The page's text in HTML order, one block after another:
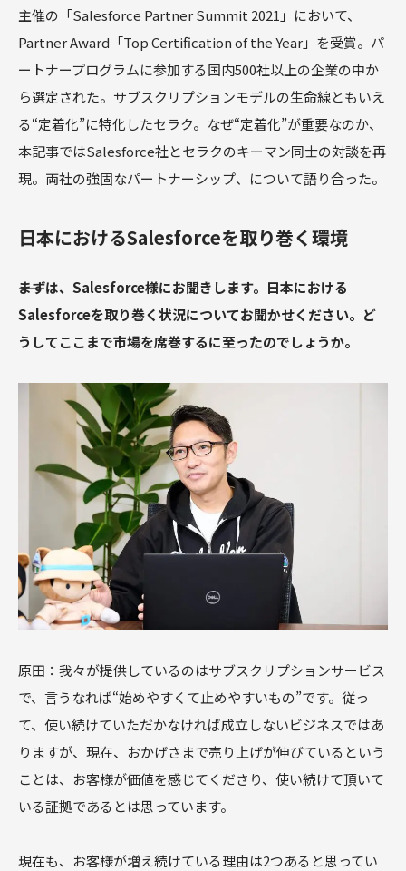
主催の「Salesforce Partner Summit 2021」において、
Partner Award「Top Certification of the Year」を受賞。パ
ートナープログラムに参加する国内500社以上の企業の中か
ら選定された。サブスクリプションモデルの生命線ともいえ
る“定着化”に特化したセラク。なぜ“定着化”が重要なのか、
本記事ではSalesforce社とセラクのキーマン同士の対談を再
現。両社の強固なパートナーシップ、について語り合った。
日本におけるSalesforceを取り巻く環境
――まずは、Salesforce様にお聞きします。日本における
Salesforceを取り巻く状況についてお聞かせください。ど
うしてここまで市場を席巻するに至ったのでしょうか。
原田：我々が提供しているのはサブスクリプションサービス
で、言うなれば“始めやすくて止めやすいもの”です。従っ
て、使い続けていただかなければ成立しないビジネスではあ
りますが、現在、おかげさまで売り上げが伸びているという
ことは、お客様が価値を感じてくださり、使い続けて頂いて
いる証拠であるとは思っています。
現在も、お客様が増え続けている理由は2つあると思ってい